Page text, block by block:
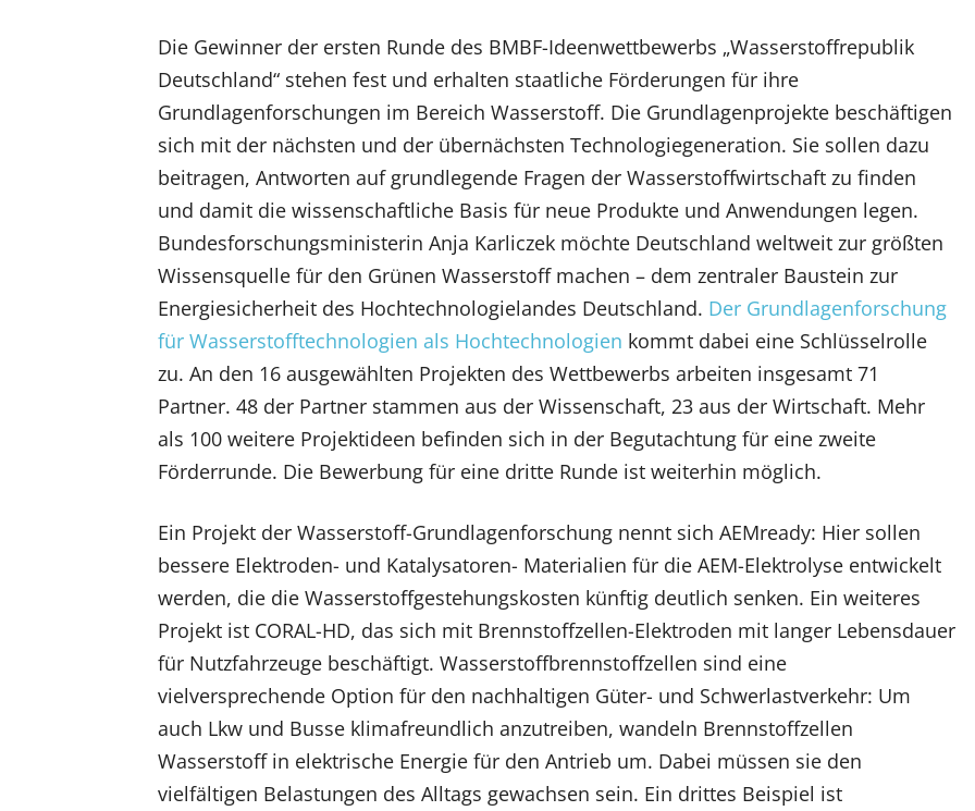
Die Gewinner der ersten Runde des BMBF-Ideenwettbewerbs „Wasserstoffrepublik
Deutschland“ stehen fest und erhalten staatliche Förderungen für ihre
Grundlagenforschungen im Bereich Wasserstoff. Die Grundlagenprojekte beschäftigen
sich mit der nächsten und der übernächsten Technologiegeneration. Sie sollen dazu
beitragen, Antworten auf grundlegende Fragen der Wasserstoffwirtschaft zu finden
und damit die wissenschaftliche Basis für neue Produkte und Anwendungen legen.
Bundesforschungsministerin Anja Karliczek möchte Deutschland weltweit zur größten
Wissensquelle für den Grünen Wasserstoff machen – dem zentraler Baustein zur
Energiesicherheit des Hochtechnologielandes Deutschland. Der Grundlagenforschung
für Wasserstofftechnologien als Hochtechnologien kommt dabei eine Schlüsselrolle
zu. An den 16 ausgewählten Projekten des Wettbewerbs arbeiten insgesamt 71
Partner. 48 der Partner stammen aus der Wissenschaft, 23 aus der Wirtschaft. Mehr
als 100 weitere Projektideen befinden sich in der Begutachtung für eine zweite
Förderrunde. Die Bewerbung für eine dritte Runde ist weiterhin möglich.
Ein Projekt der Wasserstoff-Grundlagenforschung nennt sich AEMready: Hier sollen
bessere Elektroden- und Katalysatoren- Materialien für die AEM-Elektrolyse entwickelt
werden, die die Wasserstoffgestehungskosten künftig deutlich senken. Ein weiteres
Projekt ist CORAL-HD, das sich mit Brennstoffzellen-Elektroden mit langer Lebensdauer
für Nutzfahrzeuge beschäftigt. Wasserstoffbrennstoffzellen sind eine
vielversprechende Option für den nachhaltigen Güter- und Schwerlastverkehr: Um
auch Lkw und Busse klimafreundlich anzutreiben, wandeln Brennstoffzellen
Wasserstoff in elektrische Energie für den Antrieb um. Dabei müssen sie den
vielfältigen Belastungen des Alltags gewachsen sein. Ein drittes Beispiel ist